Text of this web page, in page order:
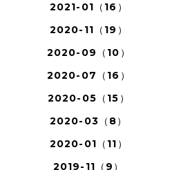
2021-01（16）
2020-11（19）
2020-09（10）
2020-07（16）
2020-05（15）
2020-03（8）
2020-01（11）
2019-11（9）